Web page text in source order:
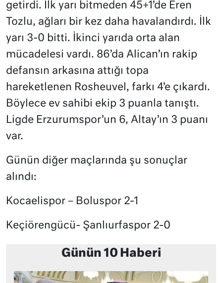
getirdi. İlk yarı bitmeden 45+1’de Eren
Tozlu, ağları bir kez daha havalandırdı. İlk
yarı 3-0 bitti. İkinci yarıda orta alan
mücadelesi vardı. 86’da Alican’ın rakip
defansın arkasına attığı topa
hareketlenen Rosheuvel, farkı 4’e çıkardı.
Böylece ev sahibi ekip 3 puanla tanıştı.
Ligde Erzurumspor’un 6, Altay’ın 3 puanı
var.
Günün diğer maçlarında şu sonuçlar
alındı:
Kocaelispor – Boluspor 2-1
Keçiörengücü- Şanlıurfaspor 2-0
Günün 10 Haberi